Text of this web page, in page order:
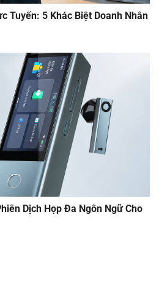
Tuyến: 5 Khác Biệt Doanh Nhân
Dịch Họp Đa Ngôn Ngữ Cho